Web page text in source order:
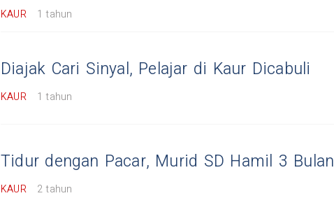
KAUR 1 tahun
Diajak Cari Sinyal, Pelajar di Kaur Dicabuli
KAUR 1 tahun
Tidur dengan Pacar, Murid SD Hamil 3 Bulan
KAUR 2 tahun